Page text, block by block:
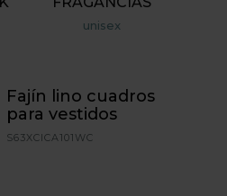
unisex
Fajín lino cuadros
para vestidos
S63XCICA101WC